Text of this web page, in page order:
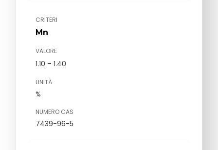
CRITERI
Mn
VALORE
1.10 – 1.40
UNITÀ
%
NUMERO CAS
7439-96-5